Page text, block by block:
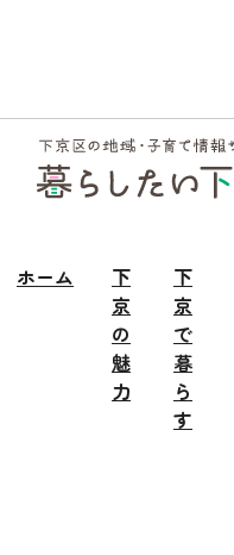
フッ
ター
ホーム
下
京
の
魅
力
下
京
で
暮
ら
す